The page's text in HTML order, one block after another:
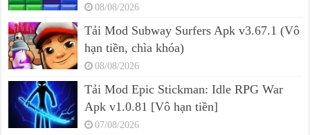
08/08/2026
Tải Mod Subway Surfers Apk v3.67.1 (Vô
hạn tiền, chìa khóa)
08/08/2026
Tải Mod Epic Stickman: Idle RPG War
Apk v1.0.81 [Vô hạn tiền]
07/08/2026